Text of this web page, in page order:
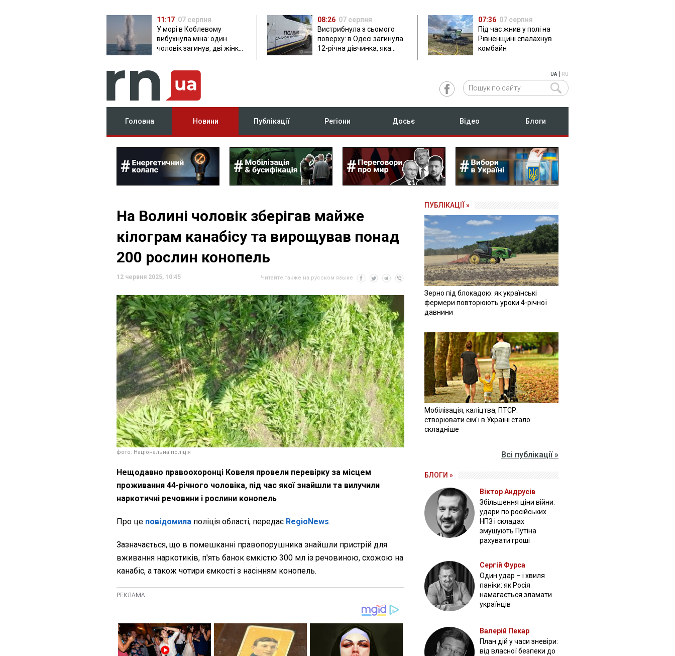
11:17 07 серпня
У морі в Коблевому
вибухнула міна: один
чоловік загинув, дві жінки
08:26 07 серпня
Вистрибнула з сьомого
поверху: в Одесі загинула
12-річна дівчинка, яка
07:36 07 серпня
Під час жнив у полі на
Рівненщині спалахнув
комбайн
UA| RU
Головна Новини Публікації Регіони Досьє Відео Блоги
На Волині чоловік зберігав майже
кілограм канабісу та вирощував понад
200 рослин конопель
12 червня 2025, 10:45 Читайте также на русском языке
фото: Національна поліція
Нещодавно правоохоронці Ковеля провели перевірку за місцем
проживання 44-річного чоловіка, під час якої знайшли та вилучили
наркотичні речовини і рослини конопель
Про це повідомила поліція області, передає RegioNews.
Зазначається, що в помешканні правопорушника знайшли пристрій для
вживання наркотиків, п'ять банок ємкістю 300 мл із речовиною, схожою на
канабіс, а також чотири ємкості з насінням конопель.
ПУБЛІКАЦІЇ »
Зерно під блокадою: як українські
фермери повторюють уроки 4-річної
давнини
Мобілізація, каліцтва, ПТСР:
створювати сім'ї в Україні стало
складніше
Всі публікації »
БЛОГИ »
Віктор Андрусів
Збільшення ціни війни:
удари по російських
НПЗ і складах
змушують Путіна
рахувати гроші
Сергій Фурса
Один удар – і хвиля
паніки: як Росія
намагається зламати
українців
Валерій Пекар
План дій у часи зневіри:
від власної безпеки до